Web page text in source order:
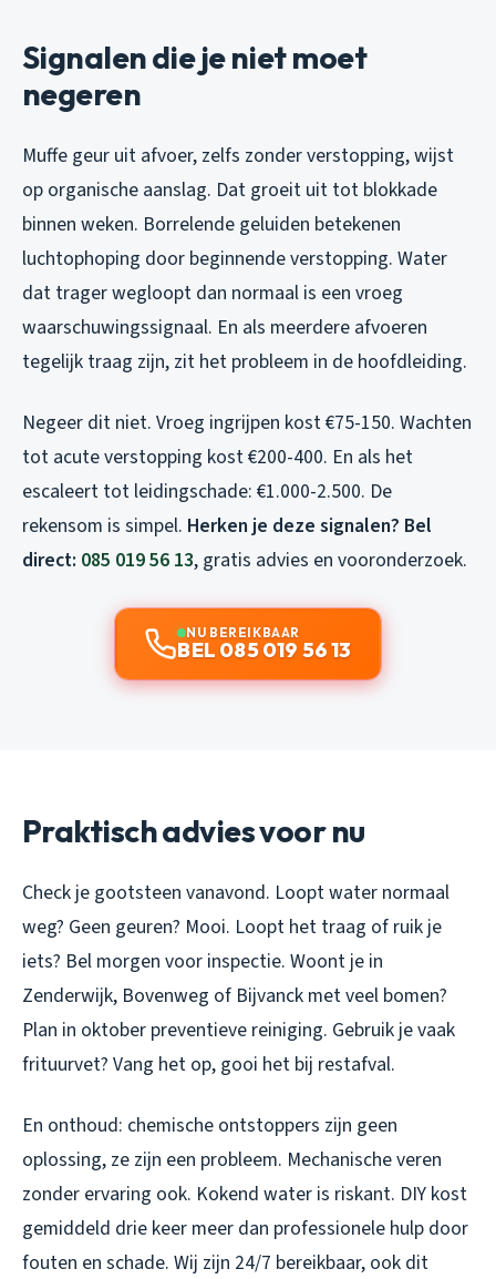
Signalen die je niet moet
negeren
Muffe geur uit afvoer, zelfs zonder verstopping, wijst
op organische aanslag. Dat groeit uit tot blokkade
binnen weken. Borrelende geluiden betekenen
luchtophoping door beginnende verstopping. Water
dat trager wegloopt dan normaal is een vroeg
waarschuwingssignaal. En als meerdere afvoeren
tegelijk traag zijn, zit het probleem in de hoofdleiding.
Negeer dit niet. Vroeg ingrijpen kost €75-150. Wachten
tot acute verstopping kost €200-400. En als het
escaleert tot leidingschade: €1.000-2.500. De
rekensom is simpel. Herken je deze signalen? Bel
direct: 085 019 56 13, gratis advies en vooronderzoek.
NU BEREIKBAAR
BEL 085 019 56 13
Praktisch advies voor nu
Check je gootsteen vanavond. Loopt water normaal
weg? Geen geuren? Mooi. Loopt het traag of ruik je
iets? Bel morgen voor inspectie. Woont je in
Zenderwijk, Bovenweg of Bijvanck met veel bomen?
Plan in oktober preventieve reiniging. Gebruik je vaak
frituurvet? Vang het op, gooi het bij restafval.
En onthoud: chemische ontstoppers zijn geen
oplossing, ze zijn een probleem. Mechanische veren
zonder ervaring ook. Kokend water is riskant. DIY kost
gemiddeld drie keer meer dan professionele hulp door
fouten en schade. Wij zijn 24/7 bereikbaar, ook dit